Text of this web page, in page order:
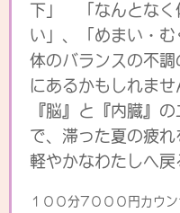
下」 「なんとなく
い」、「めまい・
体のバランスの不
にあるかもしれませ
『脳』と『内臓』
で、滞った夏の疲れ
軽やかなわたしへ戻
１００分7０００円カウ